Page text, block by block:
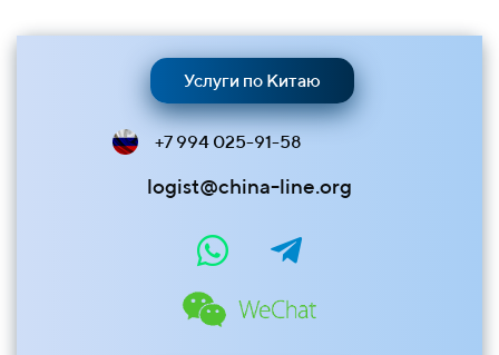
Услуги по Китаю
+7 994 025-91-58
logist@china-line.org